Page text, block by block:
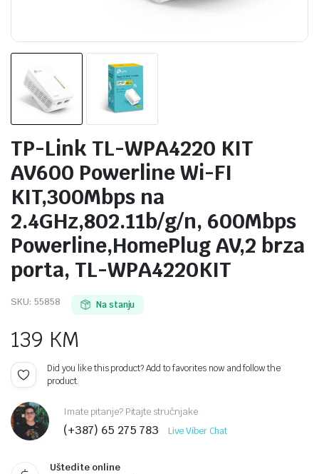
TP-Link TL-WPA4220 KIT
AV600 Powerline Wi-FI
KIT,300Mbps na
2.4GHz,802.11b/g/n, 600Mbps
Powerline,HomePlug AV,2 brza
porta, TL-WPA4220KIT
SKU: 55858 Na stanju
139 KM
Did you like this product? Add to favorites now and follow the
product.
Imate pitanje? Pitajte stručnjake
(+387) 65 275 783 Live Viber Chat
Uštedite online